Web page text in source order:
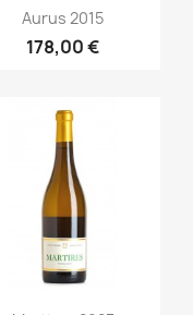
Aperçu rapide
Aurus 2015
178,00 €